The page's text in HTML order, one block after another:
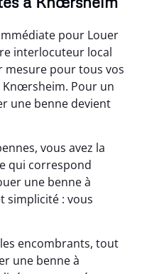
pour Louer
interlocuteur local
mesure pour tous vos
Knœrsheim. Pour un
une benne devient
vous avez la
qui correspond
une benne à
simplicité : vous
encombrants, tout
une benne à